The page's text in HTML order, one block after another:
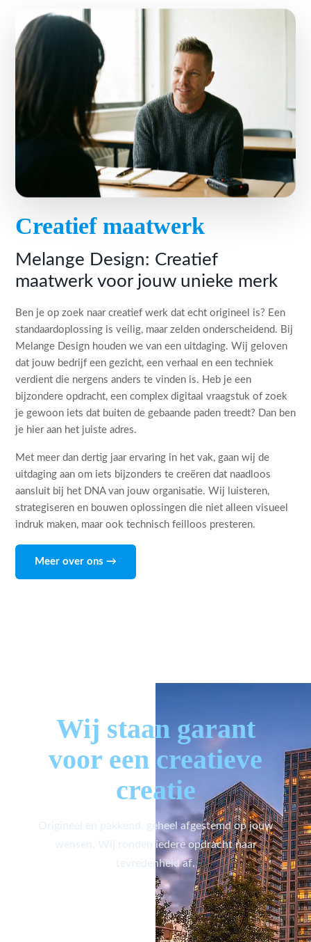
Creatief maatwerk
Melange Design: Creatief
maatwerk voor jouw unieke merk
Ben je op zoek naar creatief werk dat echt origineel is? Een
standaardoplossing is veilig, maar zelden onderscheidend. Bij
Melange Design houden we van een uitdaging. Wij geloven
dat jouw bedrijf een gezicht, een verhaal en een techniek
verdient die nergens anders te vinden is. Heb je een
bijzondere opdracht, een complex digitaal vraagstuk of zoek
je gewoon iets dat buiten de gebaande paden treedt? Dan ben
je hier aan het juiste adres.
Met meer dan dertig jaar ervaring in het vak, gaan wij de
uitdaging aan om iets bijzonders te creëren dat naadloos
aansluit bij het DNA van jouw organisatie. Wij luisteren,
strategiseren en bouwen oplossingen die niet alleen visueel
indruk maken, maar ook technisch feilloos presteren.
Meer over ons →
Wij staan garant
voor een creatieve
creatie
Origineel en pakkend, geheel afgestemd op jouw
wensen. Wij ronden iedere opdracht naar
tevredenheid af.